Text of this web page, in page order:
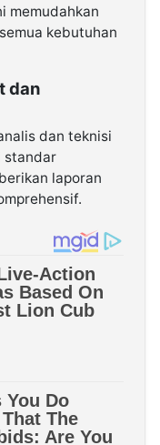
memudahkan
kebutuhan
dan
dan teknisi
standar
laporan